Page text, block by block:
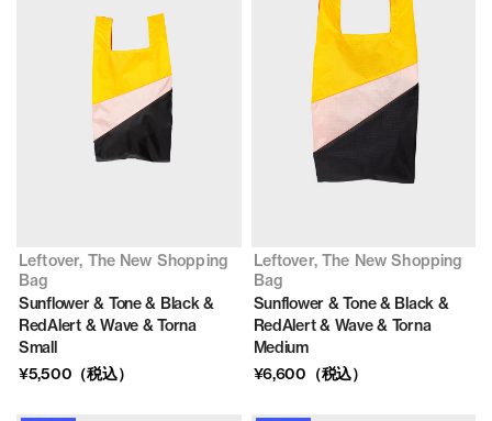
Leftover, The New Shopping
Bag
Sunflower & Tone & Black &
RedAlert & Wave & Torna
Small
¥5,500（税込）
Leftover, The New Shopping
Bag
Sunflower & Tone & Black &
RedAlert & Wave & Torna
Medium
¥6,600（税込）